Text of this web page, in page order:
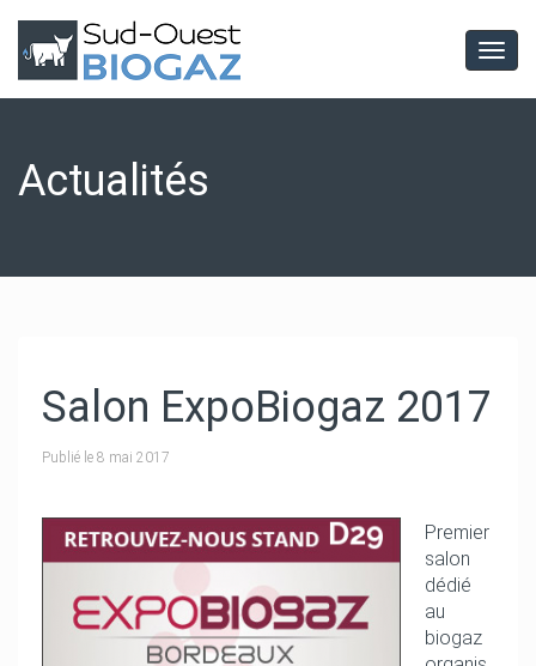
Actualités
Salon ExpoBiogaz 2017
Publié le 8 mai 2017
Premier
salon
dédié
au
biogaz